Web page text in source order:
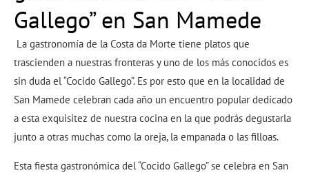
Gallego” en San Mamede
La gastronomía de la Costa da Morte tiene platos que
trascienden a nuestras fronteras y uno de los más conocidos es
sin duda el “Cocido Gallego”. Es por esto que en la localidad de
San Mamede celebran cada año un encuentro popular dedicado
a esta exquisitez de nuestra cocina en la que podrás degustarla
junto a otras muchas como la oreja, la empanada o las filloas.
Esta fiesta gastronómica del “Cocido Gallego” se celebra en San